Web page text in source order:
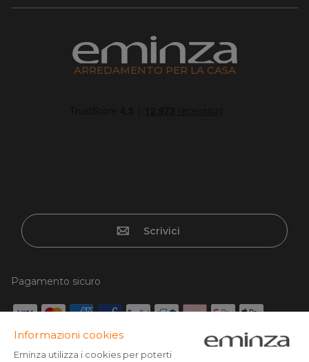
ARREDAMENTO PER LA CASA
Scrivici
Pagamento sicuro
Carta di credito, Paypal, Bonifico, Scalapay x3 senza